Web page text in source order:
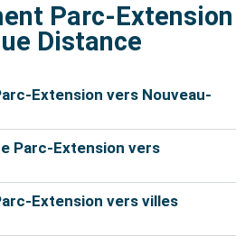
Parc-Extension
Distance
Extension vers Nouveau-
Parc-Extension vers
Extension vers villes